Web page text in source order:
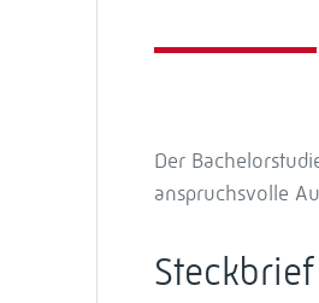
Der
anspruchsvolle
Steckbrief